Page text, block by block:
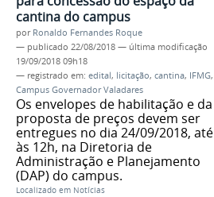
cantina do campus
por Ronaldo Fernandes Roque
— publicado 22/08/2018 — última modificação
19/09/2018 09h18
— registrado em: edital, licitação, cantina, IFMG,
Campus Governador Valadares
Os envelopes de habilitação e da
proposta de preços devem ser
entregues no dia 24/09/2018, até
às 12h, na Diretoria de
Administração e Planejamento
(DAP) do campus.
Localizado em Notícias